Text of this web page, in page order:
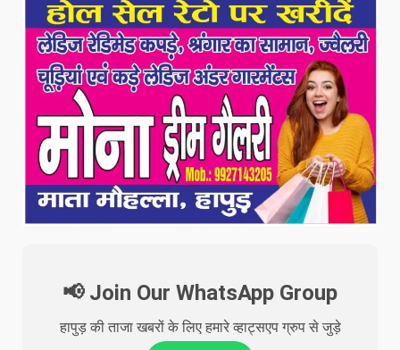
📢 Join Our WhatsApp Group
हापुड़ की ताजा खबरों के लिए हमारे व्हाट्सएप ग्रुप से जुड़े